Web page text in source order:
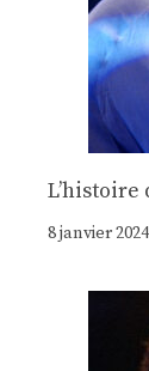
Lʼhistoire
8 janvier 2024